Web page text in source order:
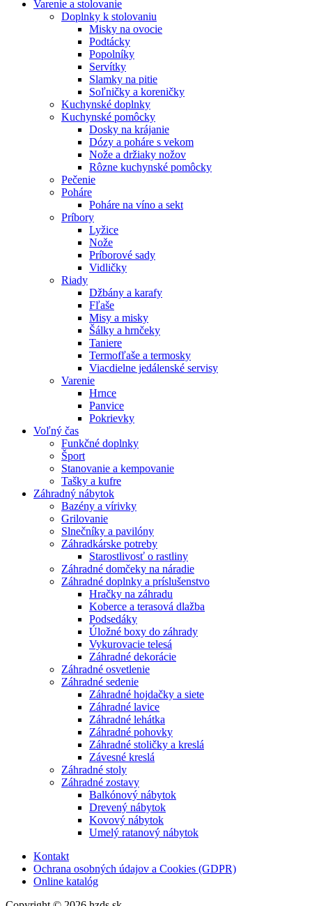
Varenie a stolovanie
Doplnky k stolovaniu
Misky na ovocie
Podtácky
Popolníky
Servítky
Slamky na pitie
Soľničky a koreničky
Kuchynské doplnky
Kuchynské pomôcky
Dosky na krájanie
Dózy a poháre s vekom
Nože a držiaky nožov
Rôzne kuchynské pomôcky
Pečenie
Poháre
Poháre na víno a sekt
Príbory
Lyžice
Nože
Príborové sady
Vidličky
Riady
Džbány a karafy
Fľaše
Misy a misky
Šálky a hrnčeky
Taniere
Termofľaše a termosky
Viacdielne jedálenské servisy
Varenie
Hrnce
Panvice
Pokrievky
Voľný čas
Funkčné doplnky
Šport
Stanovanie a kempovanie
Tašky a kufre
Záhradný nábytok
Bazény a vírivky
Grilovanie
Slnečníky a pavilóny
Záhradkárske potreby
Starostlivosť o rastliny
Záhradné domčeky na náradie
Záhradné doplnky a príslušenstvo
Hračky na záhradu
Koberce a terasová dlažba
Podsedáky
Úložné boxy do záhrady
Vykurovacie telesá
Záhradné dekorácie
Záhradné osvetlenie
Záhradné sedenie
Záhradné hojdačky a siete
Záhradné lavice
Záhradné lehátka
Záhradné pohovky
Záhradné stoličky a kreslá
Závesné kreslá
Záhradné stoly
Záhradné zostavy
Balkónový nábytok
Drevený nábytok
Kovový nábytok
Umelý ratanový nábytok
Kontakt
Ochrana osobných údajov a Cookies (GDPR)
Online katalóg